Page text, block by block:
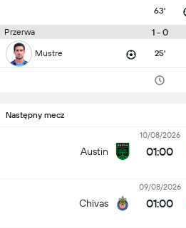
63'
Przerwa 1 - 0
Mustre 25'
Następny mecz
Austin
10/08/2026
01:00
Chivas
09/08/2026
01:00